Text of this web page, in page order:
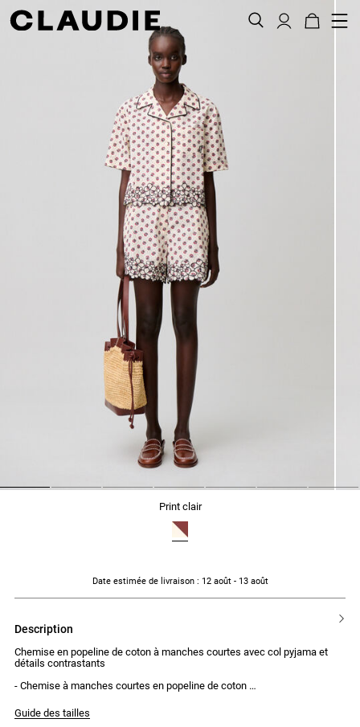
print clair
Date estimée de livraison: 12 août - 13 août
description
Chemise en popeline de coton à manches courtes avec col pyjama et
détails contrastants
- Chemise à manches courtes en popeline de coton
- Passepoil à l'encolure et le long de la patte de boutonnage
- Patte de boutonnage avec 4 boutons
Guide des tailles